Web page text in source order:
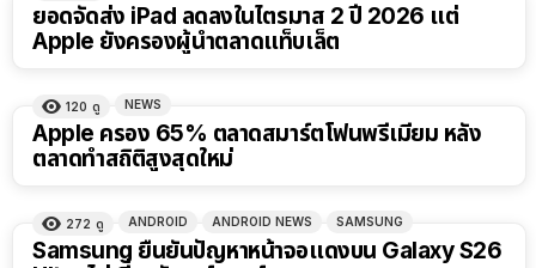
ยอดจัดส่ง iPad ลดลงในไตรมาส 2 ปี 2026 แต่
Apple ยังครองผู้นำตลาดแท็บเล็ต
120 ดู NEWS
Apple ครอง 65% ตลาดสมาร์ตโฟนพรีเมียม หลัง
ตลาดทำสถิติสูงสุดใหม่
272 ดู ANDROID ANDROID NEWS SAMSUNG
Samsung ยืนยันปัญหาหน้าจอแดงบน Galaxy S26